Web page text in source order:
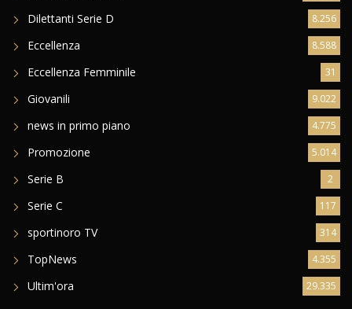
Dilettanti Serie D 8.256
Eccellenza 8.588
Eccellenza Femminile 31
Giovanili 9.022
news in primo piano 4.775
Promozione 5.014
Serie B 2
Serie C 117
sportinoro TV 314
TopNews 4.355
Ultim'ora 29.335